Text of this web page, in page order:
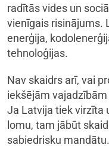
radītās vides un
vienīgais risinājums.
enerģija,
tehnoloģijas.
Nav skaidrs arī, vai
iekšējām
Ja Latvija tiek virzīta
lomu, tam jābūt
sabiedrisku mandātu.